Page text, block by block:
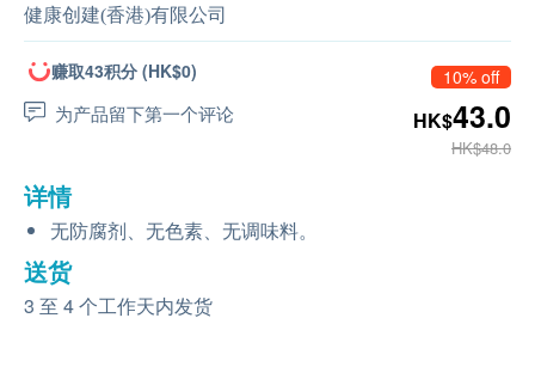
健康创建(香港)有限公司
赚取43积分 (HK$0)
为产品留下第一个评论
10% off
HK$43.0
HK$48.0
详情
无防腐剂、无色素、无调味料。
送货
3 至 4 个工作天内发货